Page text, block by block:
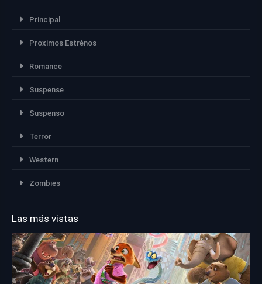
Principal
Proximos Estrénos
Romance
Suspense
Suspenso
Terror
Western
Zombies
Las más vistas